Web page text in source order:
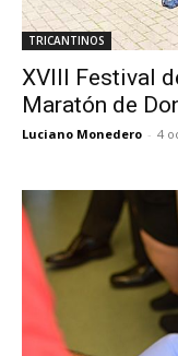
TRICANTINOS
XVIII Festival
Maratón de
Luciano Monedero - 4